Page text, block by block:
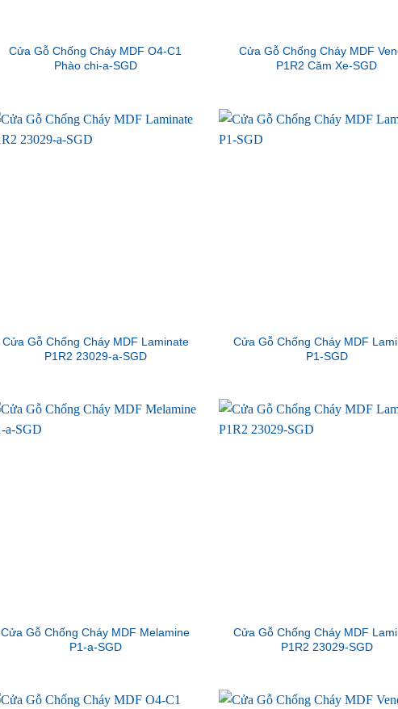
Cửa Gỗ Chống Cháy MDF O4-C1
Phào chi-a-SGD
Cửa Gỗ Chống Cháy MDF
P1R2 Căm Xe-SGD
Cửa Gỗ Chống Cháy MDF Laminate
P1R2 23029-a-SGD
Cửa Gỗ Chống Cháy MDF
P1-SGD
Cửa Gỗ Chống Cháy MDF Melamine
P1-a-SGD
Cửa Gỗ Chống Cháy MDF
P1R2 23029-SGD